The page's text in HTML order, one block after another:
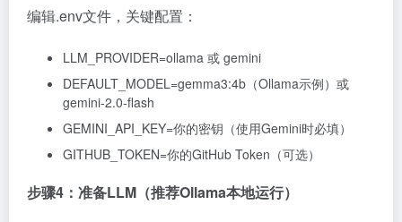
编辑.env文件，关键配置：
LLM_PROVIDER=ollama 或 gemini
DEFAULT_MODEL=gemma3:4b（Ollama示例）或
gemini-2.0-flash
GEMINI_API_KEY=你的密钥（使用Gemini时必填）
GITHUB_TOKEN=你的GitHub Token（可选）
步骤4：准备LLM（推荐Ollama本地运行）